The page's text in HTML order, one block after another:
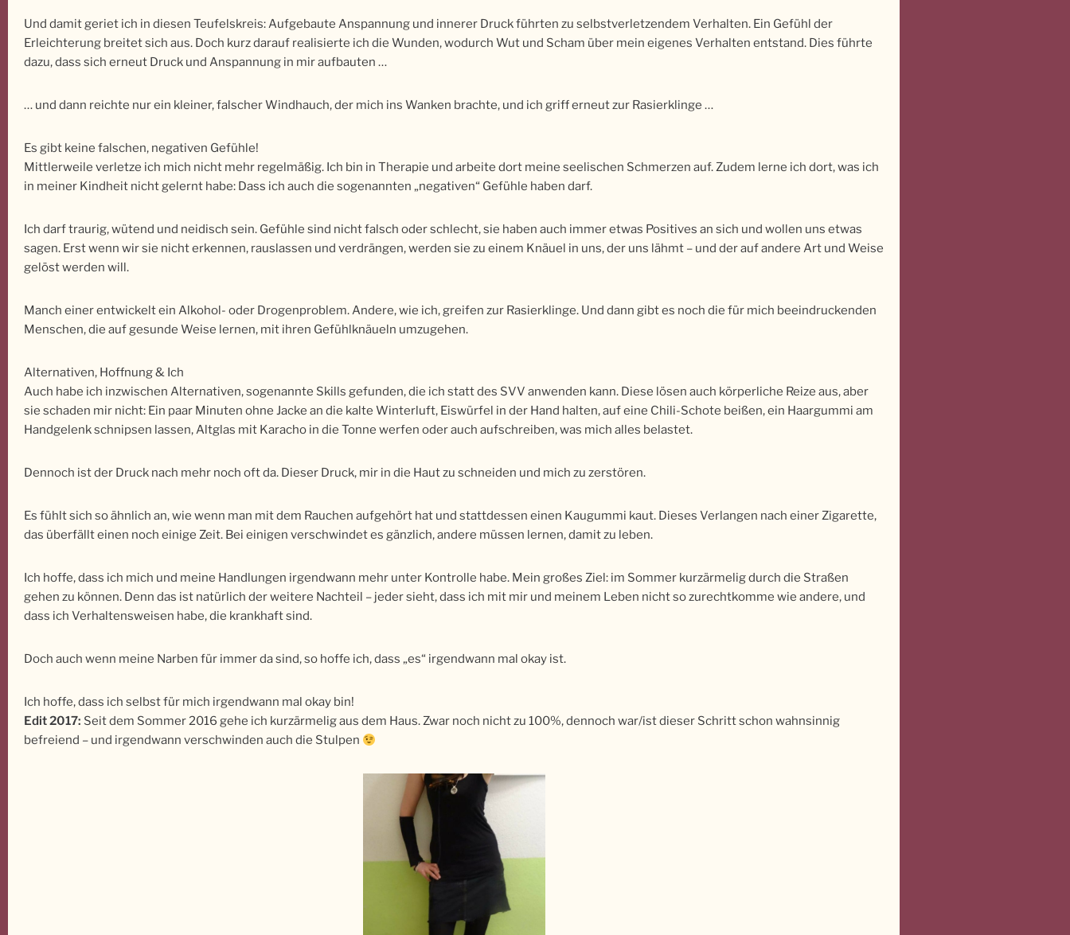
Und damit geriet ich in diesen Teufelskreis: Aufgebaute Anspannung und innerer Druck führten zu selbstverletzendem Verhalten. Ein Gefühl der
Erleichterung breitet sich aus. Doch kurz darauf realisierte ich die Wunden, wodurch Wut und Scham über mein eigenes Verhalten entstand. Dies führte
dazu, dass sich erneut Druck und Anspannung in mir aufbauten …
… und dann reichte nur ein kleiner, falscher Windhauch, der mich ins Wanken brachte, und ich griff erneut zur Rasierklinge …
Es gibt keine falschen, negativen Gefühle!
Mittlerweile verletze ich mich nicht mehr regelmäßig. Ich bin in Therapie und arbeite dort meine seelischen Schmerzen auf. Zudem lerne ich dort, was ich
in meiner Kindheit nicht gelernt habe: Dass ich auch die sogenannten „negativen“ Gefühle haben darf.
Ich darf traurig, wütend und neidisch sein. Gefühle sind nicht falsch oder schlecht, sie haben auch immer etwas Positives an sich und wollen uns etwas
sagen. Erst wenn wir sie nicht erkennen, rauslassen und verdrängen, werden sie zu einem Knäuel in uns, der uns lähmt – und der auf andere Art und Weise
gelöst werden will.
Manch einer entwickelt ein Alkohol- oder Drogenproblem. Andere, wie ich, greifen zur Rasierklinge. Und dann gibt es noch die für mich beeindruckenden
Menschen, die auf gesunde Weise lernen, mit ihren Gefühlknäueln umzugehen.
Alternativen, Hoffnung & Ich
Auch habe ich inzwischen Alternativen, sogenannte Skills gefunden, die ich statt des SVV anwenden kann. Diese lösen auch körperliche Reize aus, aber
sie schaden mir nicht: Ein paar Minuten ohne Jacke an die kalte Winterluft, Eiswürfel in der Hand halten, auf eine Chili-Schote beißen, ein Haargummi am
Handgelenk schnipsen lassen, Altglas mit Karacho in die Tonne werfen oder auch aufschreiben, was mich alles belastet.
Dennoch ist der Druck nach mehr noch oft da. Dieser Druck, mir in die Haut zu schneiden und mich zu zerstören.
Es fühlt sich so ähnlich an, wie wenn man mit dem Rauchen aufgehört hat und stattdessen einen Kaugummi kaut. Dieses Verlangen nach einer Zigarette,
das überfällt einen noch einige Zeit. Bei einigen verschwindet es gänzlich, andere müssen lernen, damit zu leben.
Ich hoffe, dass ich mich und meine Handlungen irgendwann mehr unter Kontrolle habe. Mein großes Ziel: im Sommer kurzärmelig durch die Straßen
gehen zu können. Denn das ist natürlich der weitere Nachteil – jeder sieht, dass ich mit mir und meinem Leben nicht so zurechtkomme wie andere, und
dass ich Verhaltensweisen habe, die krankhaft sind.
Doch auch wenn meine Narben für immer da sind, so hoffe ich, dass „es“ irgendwann mal okay ist.
Ich hoffe, dass ich selbst für mich irgendwann mal okay bin!
Edit 2017: Seit dem Sommer 2016 gehe ich kurzärmelig aus dem Haus. Zwar noch nicht zu 100%, dennoch war/ist dieser Schritt schon wahnsinnig
befreiend – und irgendwann verschwinden auch die Stulpen